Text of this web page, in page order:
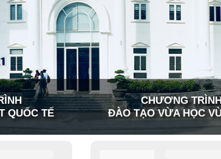
QUỐC TẾ
CHƯƠNG
ĐÀO TẠO VỪA HỌC